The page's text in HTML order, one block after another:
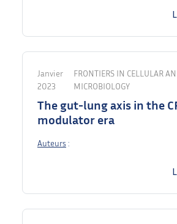
Janvier
2023
FRONTIERS IN CELLULAR
MICROBIOLOGY
The gut-lung axis in the
modulator era
Auteurs :